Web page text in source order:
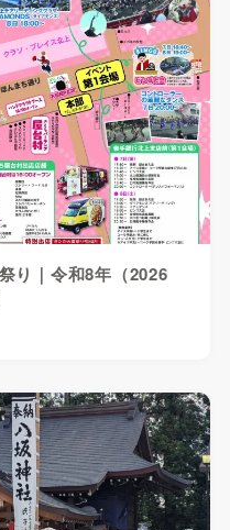
り｜令和8年（2026